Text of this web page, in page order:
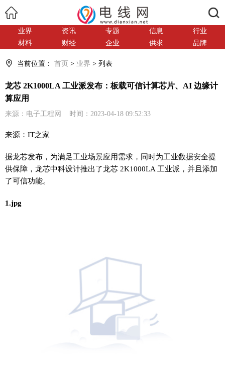
业界 资讯 专题 信息
行业
材料
财经 企业 供求 品牌
当前位置： 首页 > 业界 > 列表
龙芯 2K1000LA 工业派发布：板载可信计算芯片、AI 边缘计
算应用
来源：电子工程网 时间：2023-04-18 09:52:33
来源：IT之家
据龙芯发布，为满足工业场景应用需求，同时为工业数据安全提
供保障，龙芯中科设计推出了龙芯 2K1000LA 工业派，并且添加
了可信功能。
1.jpg